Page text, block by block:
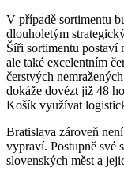
V případě sortimentu
dlouholetým
Šíři sortimentu postaví
ale také excelentním
čerstvých
dokáže dovézt již 48
Košík využívat
Bratislava zároveň
vypraví. Postupně své
slovenských měst a